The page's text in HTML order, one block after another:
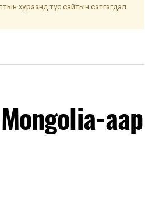
хүрээнд тус сайтын сэтгэгдэл
аар